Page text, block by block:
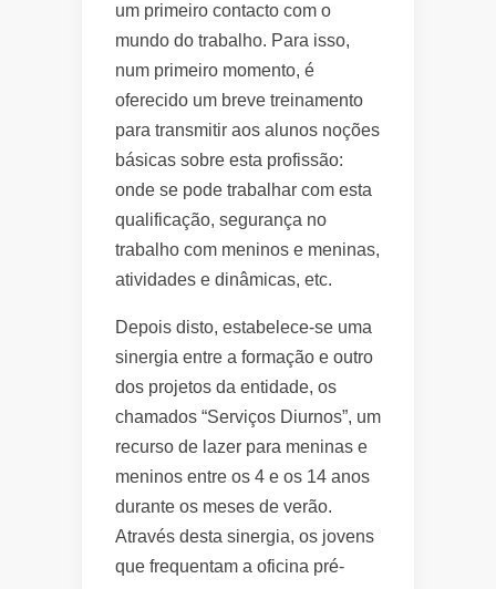
um primeiro contacto com o
mundo do trabalho. Para isso,
num primeiro momento, é
oferecido um breve treinamento
para transmitir aos alunos noções
básicas sobre esta profissão:
onde se pode trabalhar com esta
qualificação, segurança no
trabalho com meninos e meninas,
atividades e dinâmicas, etc.
Depois disto, estabelece-se uma
sinergia entre a formação e outro
dos projetos da entidade, os
chamados “Serviços Diurnos”, um
recurso de lazer para meninas e
meninos entre os 4 e os 14 anos
durante os meses de verão.
Através desta sinergia, os jovens
que frequentam a oficina pré-